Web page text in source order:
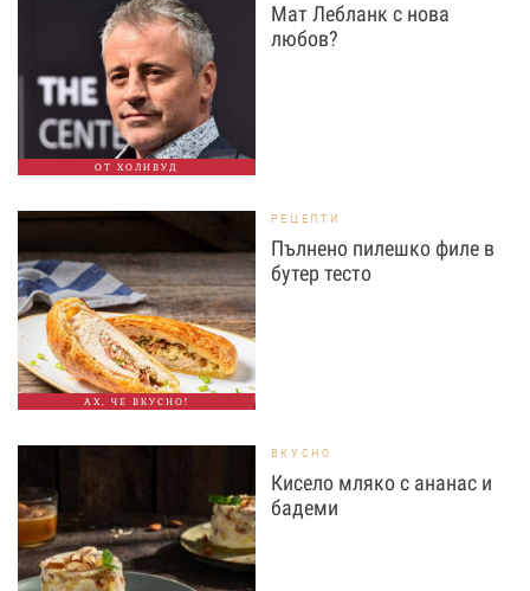
ОТ ХОЛИВУД
Мат Лебланк с нова
любов?
АХ, ЧЕ ВКУСНО!
РЕЦЕПТИ
Пълнено пилешко филе в
бутер тесто
ВКУСНО
Кисело мляко с ананас и
бадеми